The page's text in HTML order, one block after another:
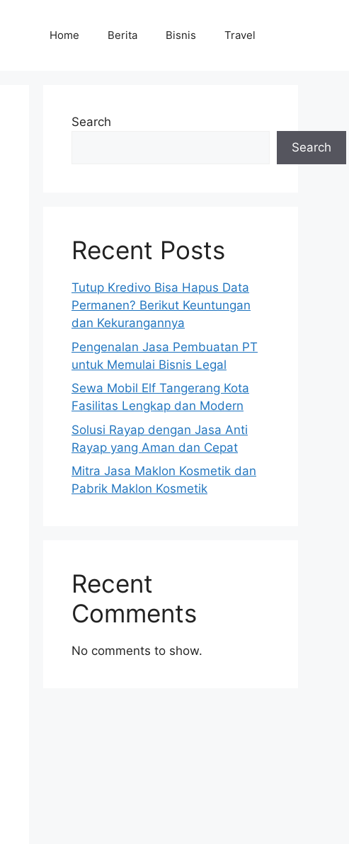
Home Berita Bisnis Travel
Search
Search
Recent Posts
Tutup Kredivo Bisa Hapus Data
Permanen? Berikut Keuntungan
dan Kekurangannya
Pengenalan Jasa Pembuatan PT
untuk Memulai Bisnis Legal
Sewa Mobil Elf Tangerang Kota
Fasilitas Lengkap dan Modern
Solusi Rayap dengan Jasa Anti
Rayap yang Aman dan Cepat
Mitra Jasa Maklon Kosmetik dan
Pabrik Maklon Kosmetik
Recent
Comments
No comments to show.